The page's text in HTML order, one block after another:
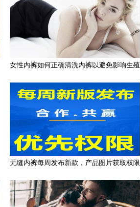
女性内裤如何正确清洗内裤以避免影响生殖
无缝内裤每周发布新款，产品图片获取权限